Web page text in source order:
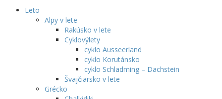
Leto
Alpy v lete
Rakúsko v lete
Cyklovýlety
cyklo Ausseerland
cyklo Korutánsko
cyklo Schladming – Dachstein
Švajčiarsko v lete
Grécko